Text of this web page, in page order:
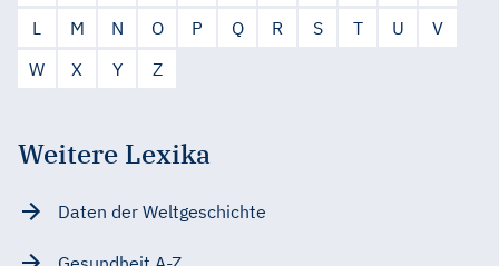
L
M N O P Q R S T U
V
W
X Y Z
Weitere Lexika
Daten der Weltgeschichte